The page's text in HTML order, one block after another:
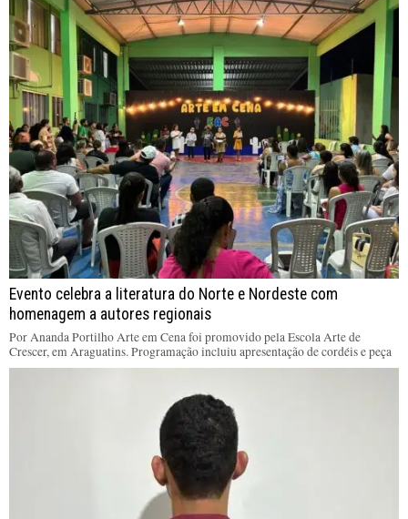
Evento celebra a literatura do Norte e Nordeste com
homenagem a autores regionais
Por Ananda Portilho Arte em Cena foi promovido pela Escola Arte de
Crescer, em Araguatins. Programação incluiu apresentação de cordéis e peça